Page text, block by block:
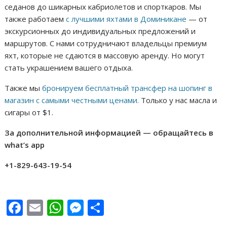
седанов до шикарных кабриолетов и спорткаров. Мы
также работаемс лучшими яхтами в Доминикане — от
экскурсионных до индивидуальных предложений и
маршрутов. С нами сотрудничают владельцы премиум
яхт, которые не сдаются в массовую аренду. Но могут
стать украшением вашего отдыха.
Также мыбронируем бесплатный трансфер на шопинг в
магазин с самыми честными ценами. Только у нас масла и
сигары от $1.
За дополнительной информацией — обращайтесь в
what’s app
+1-829-643-19-54
F E W M